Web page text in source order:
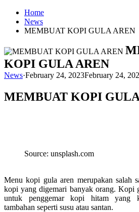
Home
News
MEMBUAT KOPI GULA AREN
KOPI GULA AREN
News·February 24, 2023February 24,
MEMBUAT KOPI
Source: unsplash.com
Menu kopi gula aren merupakan salah
kopi yang digemari banyak orang. Kopi
untuk penggemar kopi hitam yang
tambahan seperti susu atau santan.